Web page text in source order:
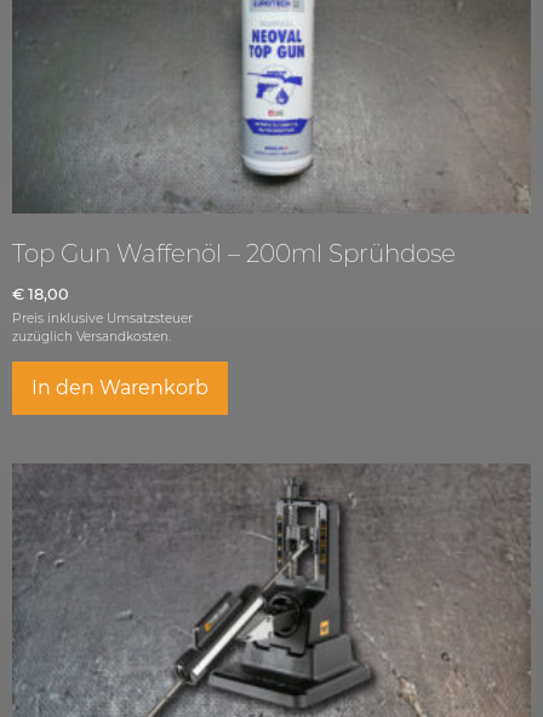
Top Gun Waffenöl – 200ml Sprühdose
€ 18,00
Preis inklusive Umsatzsteuer
zuzüglich Versandkosten.
In den Warenkorb